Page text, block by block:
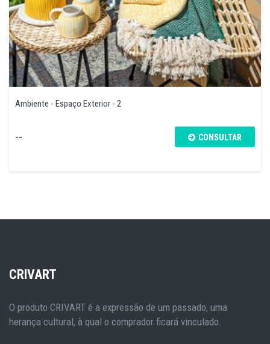
Ambiente - Espaço Exterior - 2
-- CONSULTAR
CRIVART
O produto CRIVART é a expressão de um passado, uma
herança cultural, à qual o comprador ficará vinculado.